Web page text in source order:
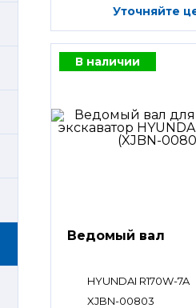
Уточняйте
В наличии
Ведомый вал
HYUNDAI R170W-7A
XJBN-00803